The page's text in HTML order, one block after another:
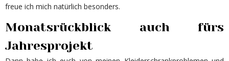
freue ich mich natürlich besonders.
Monatsrückblick auch fürs
Jahresprojekt